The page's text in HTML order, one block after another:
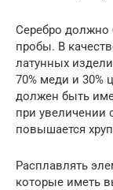
Серебро
пробы. В
латунных
70% меди и 30%
должен быть
при увеличении
повышается
Расплавлять
которые иметь